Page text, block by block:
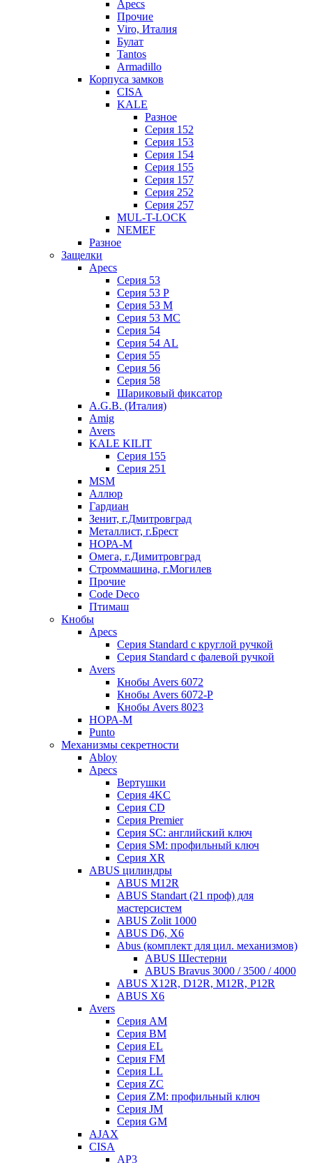
Apecs
Прочие
Viro, Италия
Булат
Tantos
Armadillo
Корпуса замков
CISA
KALE
Разное
Серия 152
Серия 153
Серия 154
Серия 155
Серия 157
Серия 252
Серия 257
MUL-T-LOCK
NEMEF
Разное
Защелки
Apecs
Серия 53
Серия 53 P
Серия 53 М
Серия 53 МC
Серия 54
Серия 54 AL
Серия 55
Серия 56
Серия 58
Шариковый фиксатор
A.G.B. (Италия)
Amig
Avers
KALE KILIT
Серия 155
Серия 251
MSM
Аллюр
Гардиан
Зенит, г.Дмитровград
Металлист, г.Брест
НОРА-М
Омега, г.Димитровград
Строммашина, г.Могилев
Прочие
Code Deco
Птимаш
Кнобы
Apecs
Серия Standard с круглой ручкой
Серия Standard с фалевой ручкой
Avers
Кнобы Avers 6072
Кнобы Avers 6072-P
Кнобы Avers 8023
НОРА-М
Punto
Механизмы секретности
Abloy
Apecs
Вертушки
Серия 4KC
Серия CD
Серия Premier
Серия SC: английский ключ
Серия SM: профильный ключ
Серия XR
ABUS цилиндры
ABUS M12R
ABUS Standart (21 проф) для
мастерсистем
ABUS Zolit 1000
ABUS D6, X6
Abus (комплект для цил. механизмов)
ABUS Шестерни
ABUS Bravus 3000 / 3500 / 4000
ABUS X12R, D12R, M12R, P12R
ABUS X6
Avers
Серия AM
Серия BM
Серия EL
Серия FM
Серия LL
Серия ZC
Серия ZM: профильный ключ
Серия JM
Серия GM
AJAX
CISA
AP3